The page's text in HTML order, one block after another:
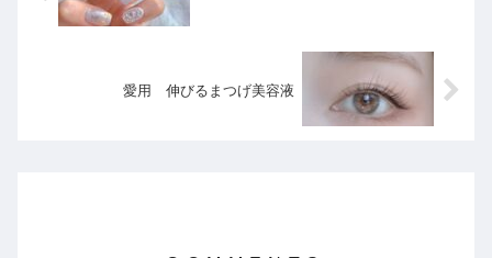
愛用 伸びるまつげ美容液